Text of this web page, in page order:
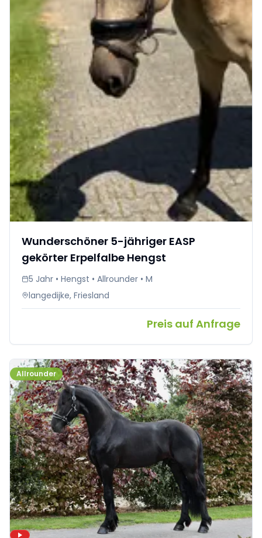
Wunderschöner 5-jähriger EASP
gekörter Erpelfalbe Hengst
5 Jahr • Hengst • Allrounder • M
langedijke, Friesland
Preis auf Anfrage
Allrounder